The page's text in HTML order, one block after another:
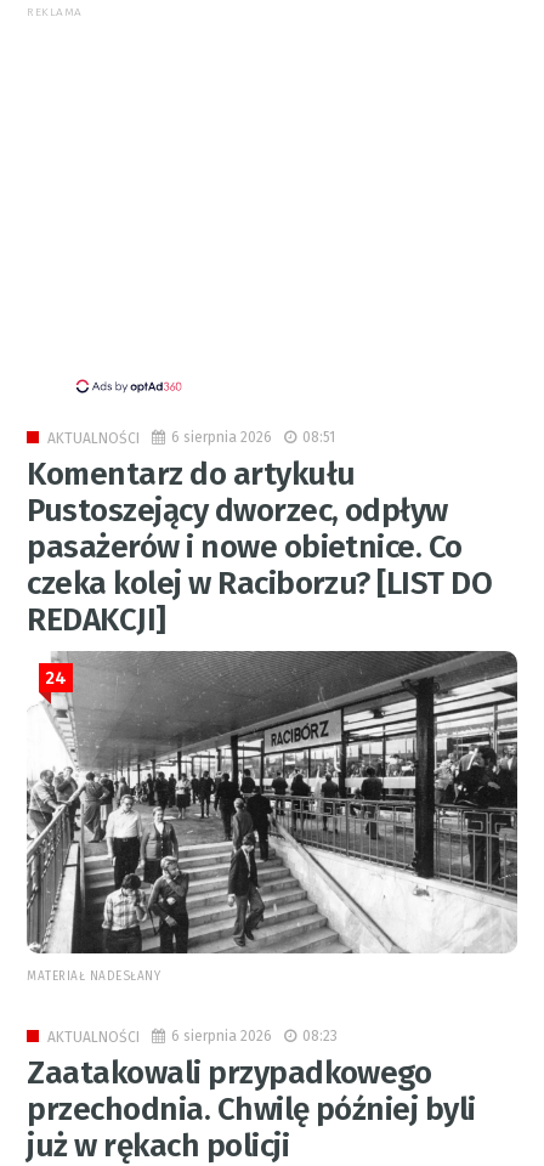
REKLAMA
AKTUALNOŚCI 6 sierpnia 2026 08:51
Komentarz do artykułu
Pustoszejący dworzec, odpływ
pasażerów i nowe obietnice. Co
czeka kolej w Raciborzu? [LIST DO
REDAKCJI]
24
MATERIAŁ NADESŁANY
AKTUALNOŚCI 6 sierpnia 2026 08:23
Zaatakowali przypadkowego
przechodnia. Chwilę później byli
już w rękach policji